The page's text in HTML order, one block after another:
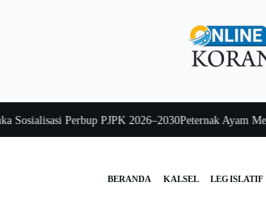
Perbup PJPK 2026–2030Peternak Ayam
BERANDA KALSEL LEGISLATIF